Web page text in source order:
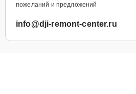
пожеланий и предложений
info@dji-remont-center.ru